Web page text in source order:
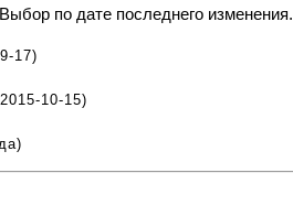
Выбор по дате последнего изменения.
17)
10-15)